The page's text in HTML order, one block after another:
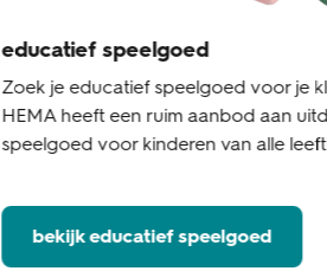
educatief speelgoed
Zoek je educatief speelgoed voor je
HEMA heeft een ruim aanbod aan
speelgoed voor kinderen van alle
bekijk educatief speelgoed